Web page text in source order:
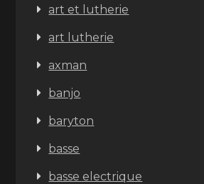
art et lutherie
art lutherie
axman
banjo
baryton
basse
basse electrique